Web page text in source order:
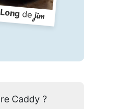
dejim
Caddy ?